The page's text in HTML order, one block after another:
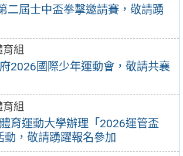
二屆士中盃拳擊邀請賽，敬請踴
育組
2026國際少年運動會，敬請共襄
育組
育運動大學辦理「2026運管盃
動，敬請踴躍報名參加